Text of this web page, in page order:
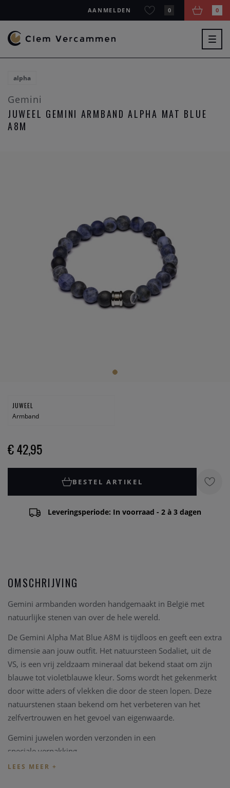
AANMELDEN 0 0
alpha
Gemini
JUWEEL GEMINI ARMBAND ALPHA MAT BLUE
A8M
JUWEEL
Armband
€ 42,95
BESTEL ARTIKEL
Leveringsperiode: In voorraad - 2 à 3 dagen
OMSCHRIJVING
Gemini armbanden worden handgemaakt in België met
natuurlijke stenen van over de hele wereld.
De Gemini Alpha Mat Blue A8M is tijdloos en geeft een extra
dimensie aan jouw outfit. Het natuursteen Sodaliet, uit de
VS, is een vrij zeldzaam mineraal dat bekend staat om zijn
blauwe tot violetblauwe kleur. Soms wordt het gekenmerkt
door witte aders of vlekken die door de steen lopen. Deze
natuurstenen staan bekend om het verbeteren van het
zelfvertrouwen en het gevoel van eigenwaarde.
Gemini juwelen worden verzonden in een
speciale verpakking.
Om uw juiste maat te weten, meet u gewoon uw polsomtrek